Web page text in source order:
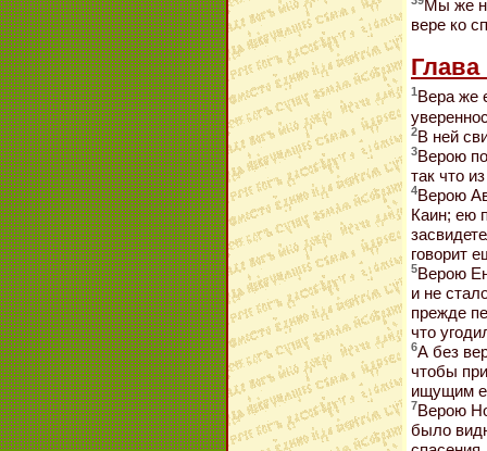
Мы же
вере ко
Глава
1 Вера же
2В ней
3Верою
так что
4Верою
Каин; ею
говорит
5Верою
и не
прежде
что
6А без
чтобы
ищущим
7Верою
было